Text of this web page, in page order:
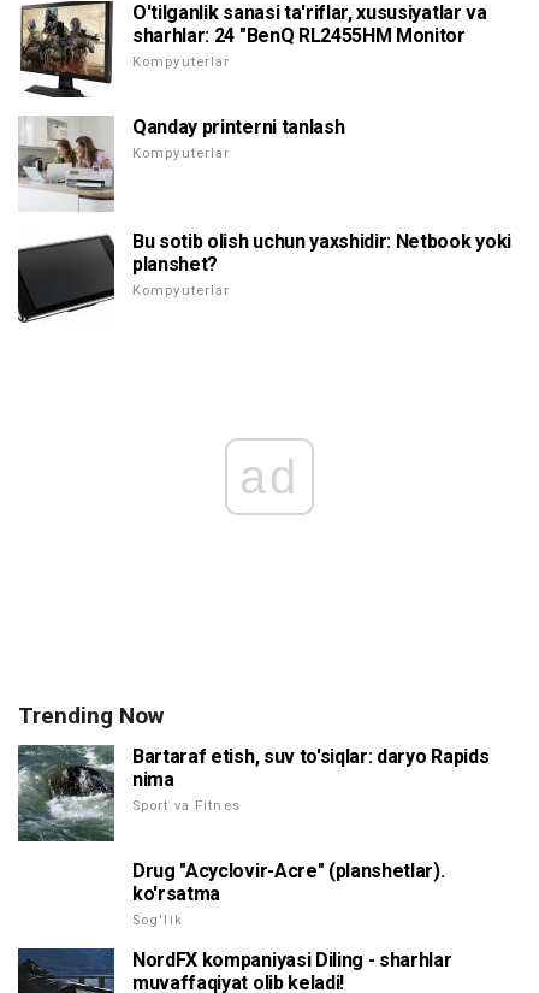
O'tilganlik sanasi ta'riflar, xususiyatlar va
sharhlar: 24 "BenQ RL2455HM Monitor
Kompyuterlar
Qanday printerni tanlash
Kompyuterlar
Bu sotib olish uchun yaxshidir: Netbook yoki
planshet?
Kompyuterlar
ad
Trending Now
Bartaraf etish, suv to'siqlar: daryo Rapids
nima
Sport va Fitnes
Drug "Acyclovir-Acre" (planshetlar).
ko'rsatma
Sog'lik
NordFX kompaniyasi Diling - sharhlar
muvaffaqiyat olib keladi!